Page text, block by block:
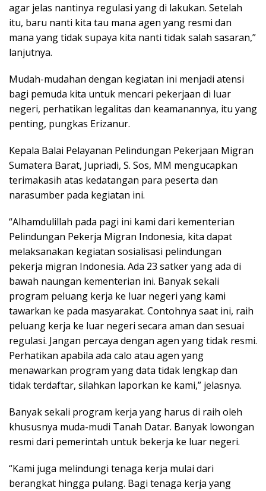
agar jelas nantinya regulasi yang di lakukan. Setelah
itu, baru nanti kita tau mana agen yang resmi dan
mana yang tidak supaya kita nanti tidak salah sasaran,”
lanjutnya.
Mudah-mudahan dengan kegiatan ini menjadi atensi
bagi pemuda kita untuk mencari pekerjaan di luar
negeri, perhatikan legalitas dan keamanannya, itu yang
penting, pungkas Erizanur.
Kepala Balai Pelayanan Pelindungan Pekerjaan Migran
Sumatera Barat, Jupriadi, S. Sos, MM mengucapkan
terimakasih atas kedatangan para peserta dan
narasumber pada kegiatan ini.
“Alhamdulillah pada pagi ini kami dari kementerian
Pelindungan Pekerja Migran Indonesia, kita dapat
melaksanakan kegiatan sosialisasi pelindungan
pekerja migran Indonesia. Ada 23 satker yang ada di
bawah naungan kementerian ini. Banyak sekali
program peluang kerja ke luar negeri yang kami
tawarkan ke pada masyarakat. Contohnya saat ini, raih
peluang kerja ke luar negeri secara aman dan sesuai
regulasi. Jangan percaya dengan agen yang tidak resmi.
Perhatikan apabila ada calo atau agen yang
menawarkan program yang data tidak lengkap dan
tidak terdaftar, silahkan laporkan ke kami,” jelasnya.
Banyak sekali program kerja yang harus di raih oleh
khususnya muda-mudi Tanah Datar. Banyak lowongan
resmi dari pemerintah untuk bekerja ke luar negeri.
“Kami juga melindungi tenaga kerja mulai dari
berangkat hingga pulang. Bagi tenaga kerja yang